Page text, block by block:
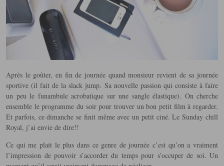
Après le goûter, en fin de journée quand monsieur revient de sa journée
sportive (il fait de la slack jump. Sa nouvelle passion qui consiste à faire
un peu le funambule acrobatique sur une sangle élastique). On cherche
ensemble le programme du soir pour trouver un bon petit film à regarder.
Et parfois, ce dimanche se finit même avec un petit ciné. Le Sunday chill
Royal, j’ai envie de dire!!
Ce qui me plait le plus dans ce genre de journée c’est qu’on a vraiment
l’impression de pouvoir s’accorder du temps pour s’occuper de soi. Un